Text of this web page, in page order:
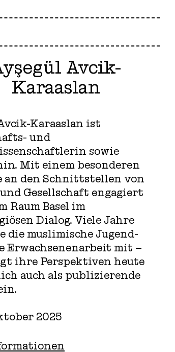
Avcik-
Karaaslan
Karaaslan ist
und
sowie
Mit einem besonderen
an den Schnittstellen von
Gesellschaft engagiert
Raum Basel im
Dialog. Viele Jahre
die muslimische Jugend-
Erwachsenenarbeit mit –
ihre Perspektiven heute
auch als publizierende
2025